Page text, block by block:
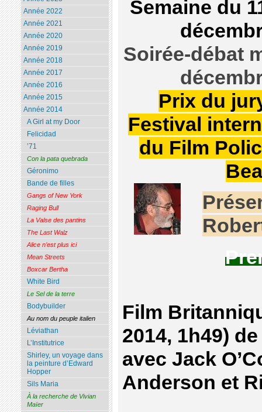
Semaine du
Soirée-débat
Prix du
Festival
du Film
Film
2014, 1h49)
avec Jack
Anderson et
Année 2022
Année 2021
Année 2020
Année 2019
Année 2018
Année 2017
Année 2016
Année 2015
Année 2014
A Girl at my Door
Felicidad
’71
Con la pata quebrada
Géronimo
Bande de filles
Gangs of New York
Raging Bull
La Valse des pantins
The Last Walz
Alice n’est plus ici
Mean Streets
Boxcar Bertha
White Bird
Le Sel de la terre
Bodybuilder
Au nom du peuple italien
Léviathan
L’Institutrice
Shirley, un voyage dans
la peinture d’Edward
Hopper
Sils Maria
À la recherche de Vivian
Maïer